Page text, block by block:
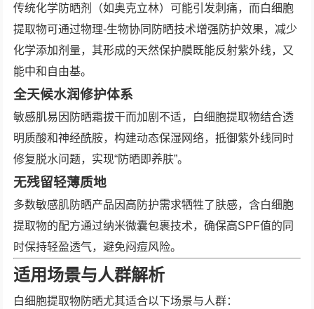
传统化学防晒剂（如奥克立林）可能引发刺痛，而白细胞
提取物可通过物理-生物协同防晒技术增强防护效果，减少
化学添加剂量，其形成的天然保护膜既能反射紫外线，又
能中和自由基。
全天候水润修护体系
敏感肌易因防晒霜拔干而加剧不适，白细胞提取物结合透
明质酸和神经酰胺，构建动态保湿网络，抵御紫外线同时
修复脱水问题，实现“防晒即养肤”。
无残留轻薄质地
多数敏感肌防晒产品因高防护需求牺牲了肤感，含白细胞
提取物的配方通过纳米微囊包裹技术，确保高SPF值的同
时保持轻盈透气，避免闷痘风险。
适用场景与人群解析
白细胞提取物防晒尤其适合以下场景与人群：